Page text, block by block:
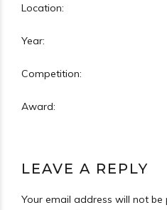
Location:
Year:
Competition:
Award:
LEAVE A REPLY
Your email address will not be